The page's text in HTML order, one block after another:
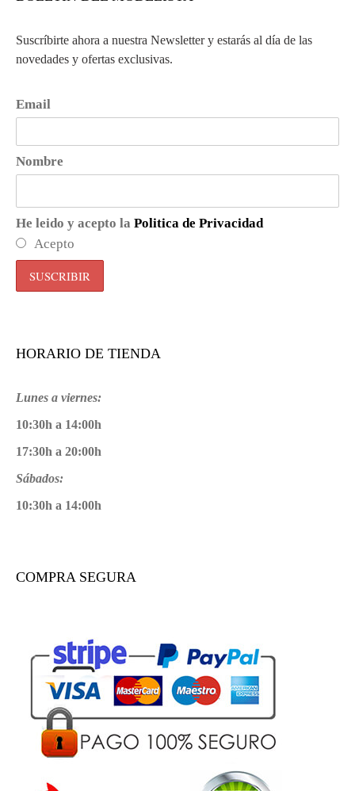
Suscríbirte ahora a nuestra Newsletter y estarás al día de las
novedades y ofertas exclusivas.
Email
Nombre
He leido y acepto la Politica de Privacidad
Acepto
HORARIO DE TIENDA
Lunes a viernes:
10:30h a 14:00h
17:30h a 20:00h
Sábados:
10:30h a 14:00h
COMPRA SEGURA